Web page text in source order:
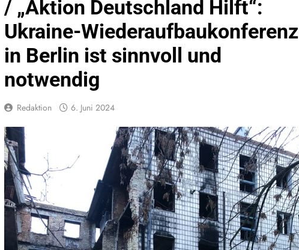
/ „Aktion Deutschland Hilft“:
Ukraine-Wiederaufbaukonferenz
in Berlin ist sinnvoll und
notwendig
Redaktion 6. Juni 2024